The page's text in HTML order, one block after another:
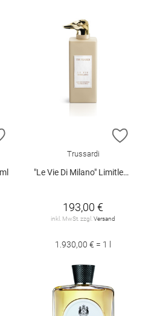
ZUR WUNSCHLISTE HINZUFÜGEN
ZUR
Trussardi
"Le Vie Di Milano" Limitless Shopping EdP Spray 100 ml
193,00 €
inkl. MwSt. zzgl.Versand
1.930,00 € = 1 l